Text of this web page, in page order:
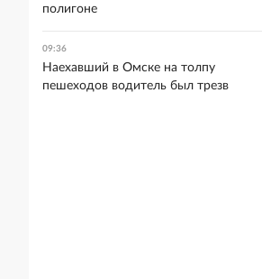
полигоне
09:36
Наехавший в Омске на толпу
пешеходов водитель был трезв